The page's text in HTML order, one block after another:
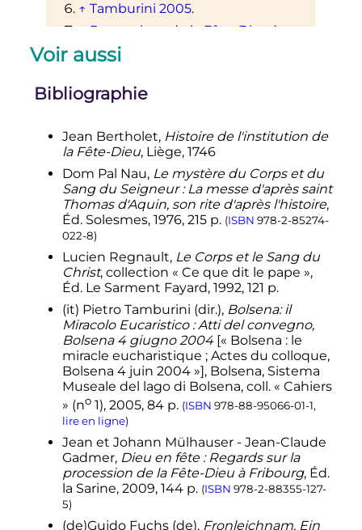
↑ Tamburini 2005.
↑Processions de la Fête-Dieu à
Angers
Jeudi 7 juin 2007
↑Renouveau de la procession du
↑ « Fête-Dieu Fribourg », sur
www.fete-dieu.ch (consulté le
2016)
↑Jean-PierreDorand,La ville de
Fribourg de 1798 à 1814, Fribourg,
Academic Press, 2006, p. 78
Steinauer , « L’Etat de Ciel »,Pro
Fribourg,no 80, 1989,p. 284.
↑Delphine Francey, « Le Vully au
travail à la Fête-Dieu »,La Liberté, 8
juin 2012,p. 17.
↑AntoinetteMolinié , « Rite
espagnol en clef de juif »,Terrain.
Anthropologie & sciences
humaines,no 27, 1erseptembre
1996,p. 131–146
DOI10.4000/terrain.3401 , lire en ligne
consulté le6 juin 2019)
12« Découvrez les nouveaux
éléments inscrits sur les listes de la
Patrimoine culturel immatériel,17
Voir aussi
Bibliographie
Jean Bertholet, Histoire de l'institution de
la Fête-Dieu, Liège, 1746
Dom Pal Nau, Le mystère du Corps et du
Sang du Seigneur : La messe d'après saint
Thomas d'Aquin, son rite d'après l'histoire,
Éd. Solesmes, 1976, 215 p. (ISBN 978-2-85274-
022-8)
Lucien Regnault, Le Corps et le Sang du
Christ, collection « Ce que dit le pape »,
Éd. Le Sarment Fayard, 1992, 121 p.
(it) Pietro Tamburini (dir.), Bolsena: il
Miracolo Eucaristico : Atti del convegno,
Bolsena 4 giugno 2004[« Bolsena : le
miracle eucharistique ; Actes du colloque,
Bolsena 4 juin 2004 »], Bolsena, Sistema
Museale del lago di Bolsena, coll.« Cahiers
» (no1), 2005, 84 p. (ISBN 978-88-95066-01-1,
lire en ligne)
Jean et Johann Mülhauser - Jean-Claude
Gadmer, Dieu en fête : Regards sur la
procession de la Fête-Dieu à Fribourg, Éd.
la Sarine, 2009, 144 p. (ISBN 978-2-88355-127-
5)
(de)Guido Fuchs (de), Fronleichnam. Ein